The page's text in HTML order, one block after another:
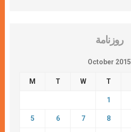
روزنامة
October 2015
M T W T
1
5 6 7 8